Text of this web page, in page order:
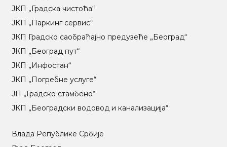
ЈКП „Градска чистоћа“
ЈКП „Паркинг сервис“
ЈКП Градско саобраћајно предузеће „Београд“
ЈКП „Београд пут“
ЈКП „Инфостан“
ЈКП „Погребне услуге“
ЈП „Градско стамбено“
ЈКП „Београдски водовод и канализација“
Влада Републике Србије